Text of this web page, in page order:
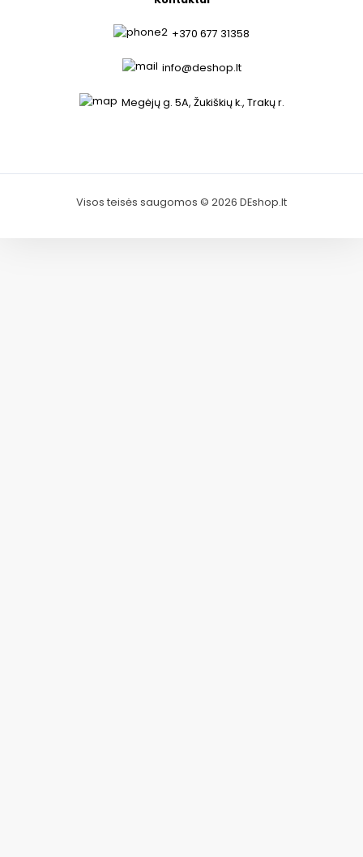
+370 677 31358
info@deshop.lt
Megėjų g. 5A, Žukiškių k., Trakų r.
Visos teisės saugomos © 2026 DEshop.lt